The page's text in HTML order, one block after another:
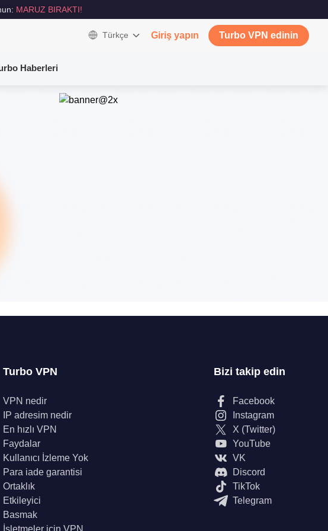
MARUZ BIRAKTI!
Türkçe Giriş yapın Turbo VPN edinin
Haberleri
Turbo VPN
VPN nedir
IP adresim nedir
En hızlı VPN
Faydalar
Kullanıcı İzleme Yok
Para iade garantisi
Ortaklık
Etkileyici
Basmak
İşletmeler için VPN
Bizi takip edin
Facebook
Instagram
X (Twitter)
YouTube
VK
Discord
TikTok
Telegram